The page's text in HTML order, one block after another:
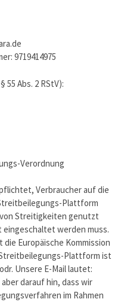
9719414975
Abs. 2 RStV):
Verordnung
Verbraucher auf die
Plattform
Streitigkeiten genutzt
eingeschaltet werden muss.
Europäische Kommission
Plattform ist
Unsere E-Mail lautet:
darauf hin, dass wir
im Rahmen